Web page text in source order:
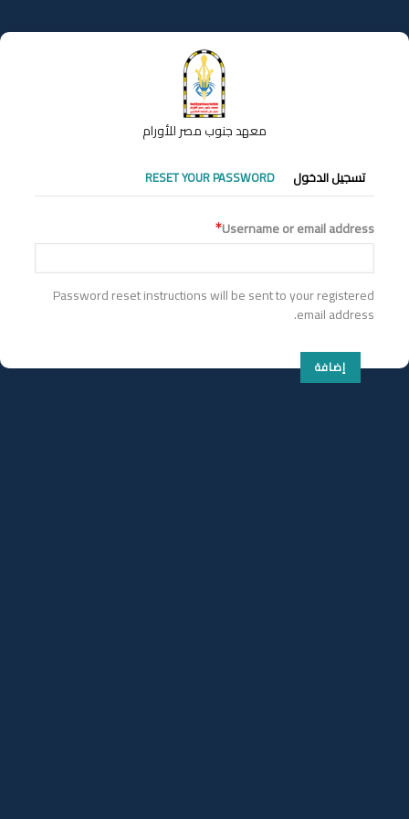
إلى
المحتوى
معهد جنوب مصر للأورام
التبويبات
الأساسية
تسجيل الدخول RESET YOUR PASSWORD
Username or email address
Password reset instructions will be sent to your registered
email address.